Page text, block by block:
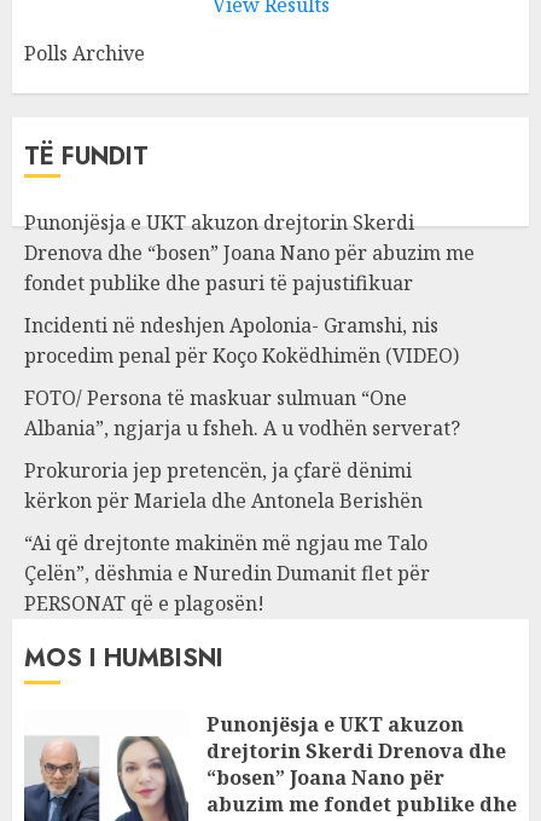
Polls Archive
TË FUNDIT
Punonjësja e UKT akuzon drejtorin Skerdi
Drenova dhe “bosen” Joana Nano për abuzim me
fondet publike dhe pasuri të pajustifikuar
Incidenti në ndeshjen Apolonia- Gramshi, nis
procedim penal për Koço Kokëdhimën (VIDEO)
FOTO/ Persona të maskuar sulmuan “One
Albania”, ngjarja u fsheh. A u vodhën serverat?
Prokuroria jep pretencën, ja çfarë dënimi
kërkon për Mariela dhe Antonela Berishën
“Ai që drejtonte makinën më ngjau me Talo
Çelën”, dëshmia e Nuredin Dumanit flet për
PERSONAT që e plagosën!
MOS I HUMBISNI
Punonjësja e UKT akuzon
drejtorin Skerdi Drenova dhe
“bosen” Joana Nano për
abuzim me fondet publike dhe